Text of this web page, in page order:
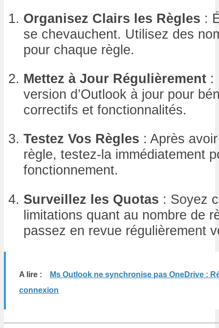
Organisez Clairs les Règles :
se chevauchent. Utilisez des
pour chaque règle.
Mettez à Jour Régulièrement :
version d’Outlook à jour pour
correctifs et fonctionnalités.
Testez Vos Règles : Après
règle, testez-la immédiatement
fonctionnement.
Surveillez les Quotas : Soyez
limitations quant au nombre de
passez en revue régulièrement
A lire :
Ms Outlook ne synchronise pas OneDrive :
connexion